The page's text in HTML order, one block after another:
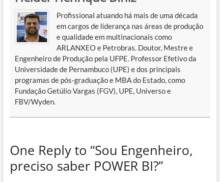
Profissional atuando há mais de uma década
em cargos de liderança nas áreas de produção
e qualidade em multinacionais como
ARLANXEO e Petrobras. Doutor, Mestre e
Engenheiro de Produção pela UFPE. Professor Efetivo da
Universidade de Pernambuco (UPE) e dos principais
programas de pós-graduação e MBA do Estado, como
Fundação Getúlio Vargas (FGV), UPE, Universo e
FBV/Wyden.
One Reply to “Sou Engenheiro,
preciso saber POWER BI?”